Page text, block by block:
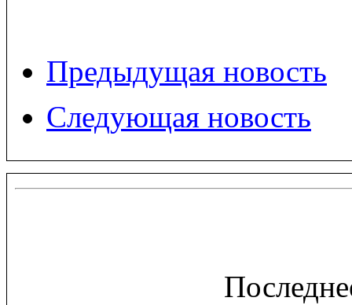
Предыдущая новость
Следующая новость